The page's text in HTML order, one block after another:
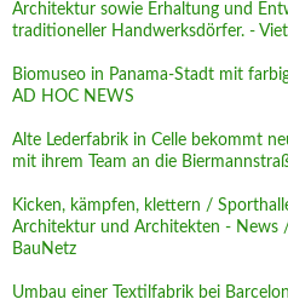
Architektur sowie Erhaltung und
traditioneller Handwerksdörfer. -
Biomuseo in Panama-Stadt mit
AD HOC NEWS
Alte Lederfabrik in Celle bekommt
mit ihrem Team an die
Kicken, kämpfen, klettern /
Architektur und Architekten - News
BauNetz
Umbau einer Textilfabrik bei